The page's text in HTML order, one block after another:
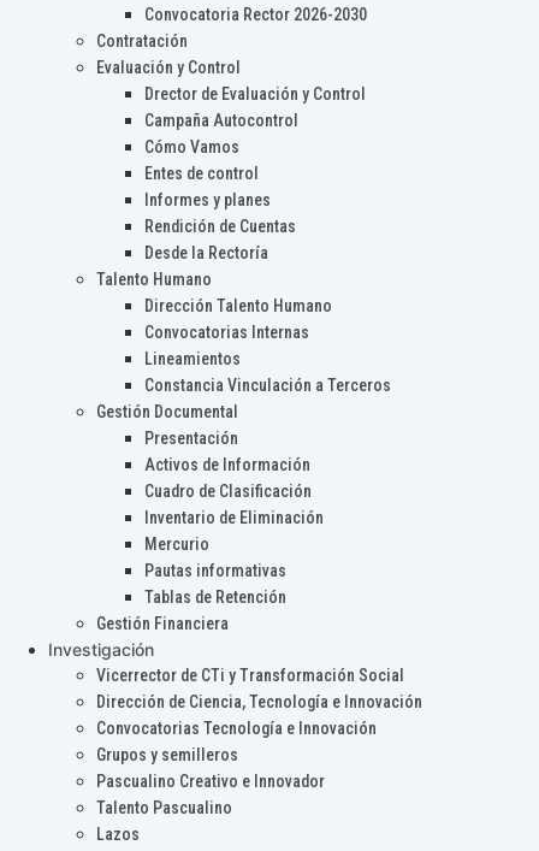
Convocatoria Rector 2026-2030
Contratación
Evaluación y Control
Drector de Evaluación y Control
Campaña Autocontrol
Cómo Vamos
Entes de control
Informes y planes
Rendición de Cuentas
Desde la Rectoría
Talento Humano
Dirección Talento Humano
Convocatorias Internas
Lineamientos
Constancia Vinculación a Terceros
Gestión Documental
Presentación
Activos de Información
Cuadro de Clasificación
Inventario de Eliminación
Mercurio
Pautas informativas
Tablas de Retención
Gestión Financiera
Investigación
Vicerrector de CTi y Transformación Social
Dirección de Ciencia, Tecnología e Innovación
Convocatorias Tecnología e Innovación
Grupos y semilleros
Pascualino Creativo e Innovador
Talento Pascualino
Lazos